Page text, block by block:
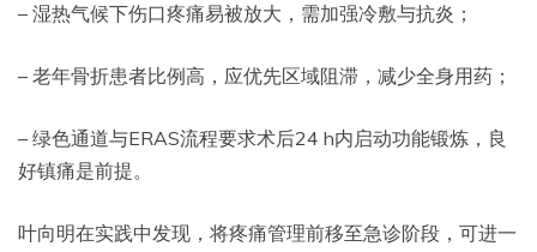
– 湿热气候下伤口疼痛易被放大，需加强冷敷与抗炎；
– 老年骨折患者比例高，应优先区域阻滞，减少全身用药；
– 绿色通道与ERAS流程要求术后24 h内启动功能锻炼，良
好镇痛是前提。
叶向明在实践中发现，将疼痛管理前移至急诊阶段，可进一